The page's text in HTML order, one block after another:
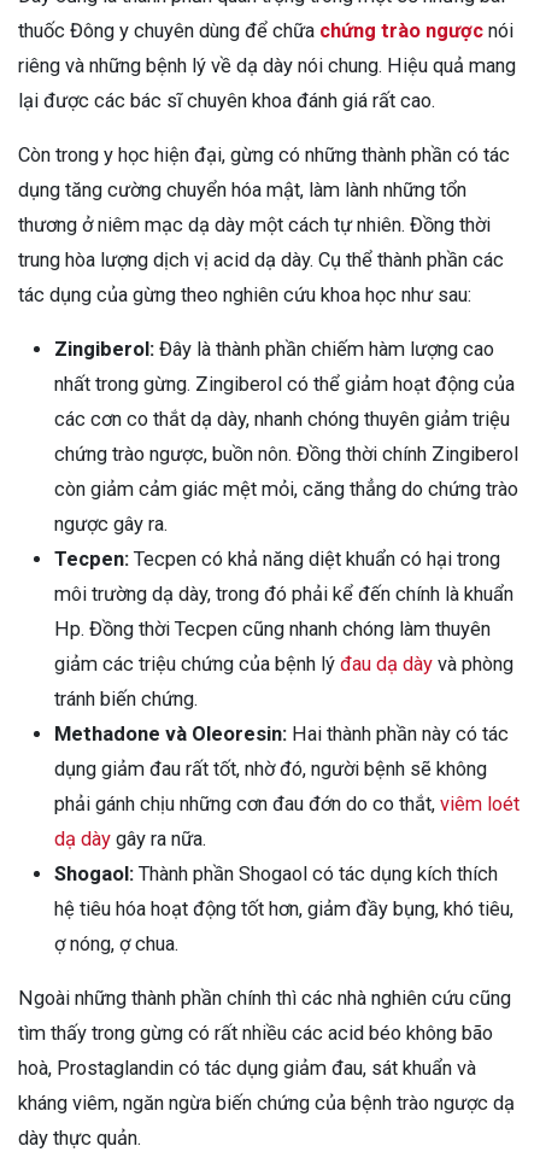
thuốc Đông y chuyên dùng để chữa chứng trào ngược nói
riêng và những bệnh lý về dạ dày nói chung. Hiệu quả mang
lại được các bác sĩ chuyên khoa đánh giá rất cao.
Còn trong y học hiện đại, gừng có những thành phần có tác
dụng tăng cường chuyển hóa mật, làm lành những tổn
thương ở niêm mạc dạ dày một cách tự nhiên. Đồng thời
trung hòa lượng dịch vị acid dạ dày. Cụ thể thành phần các
tác dụng của gừng theo nghiên cứu khoa học như sau:
Zingiberol: Đây là thành phần chiếm hàm lượng cao
nhất trong gừng. Zingiberol có thể giảm hoạt động của
các cơn co thắt dạ dày, nhanh chóng thuyên giảm triệu
chứng trào ngược, buồn nôn. Đồng thời chính Zingiberol
còn giảm cảm giác mệt mỏi, căng thẳng do chứng trào
ngược gây ra.
Tecpen: Tecpen có khả năng diệt khuẩn có hại trong
môi trường dạ dày, trong đó phải kể đến chính là khuẩn
Hp. Đồng thời Tecpen cũng nhanh chóng làm thuyên
giảm các triệu chứng của bệnh lý đau dạ dày và phòng
tránh biến chứng.
Methadone và Oleoresin: Hai thành phần này có tác
dụng giảm đau rất tốt, nhờ đó, người bệnh sẽ không
phải gánh chịu những cơn đau đớn do co thắt, viêm loét
dạ dày gây ra nữa.
Shogaol: Thành phần Shogaol có tác dụng kích thích
hệ tiêu hóa hoạt động tốt hơn, giảm đầy bụng, khó tiêu,
ợ nóng, ợ chua.
Ngoài những thành phần chính thì các nhà nghiên cứu cũng
tìm thấy trong gừng có rất nhiều các acid béo không bão
hoà, Prostaglandin có tác dụng giảm đau, sát khuẩn và
kháng viêm, ngăn ngừa biến chứng của bệnh trào ngược dạ
dày thực quản.